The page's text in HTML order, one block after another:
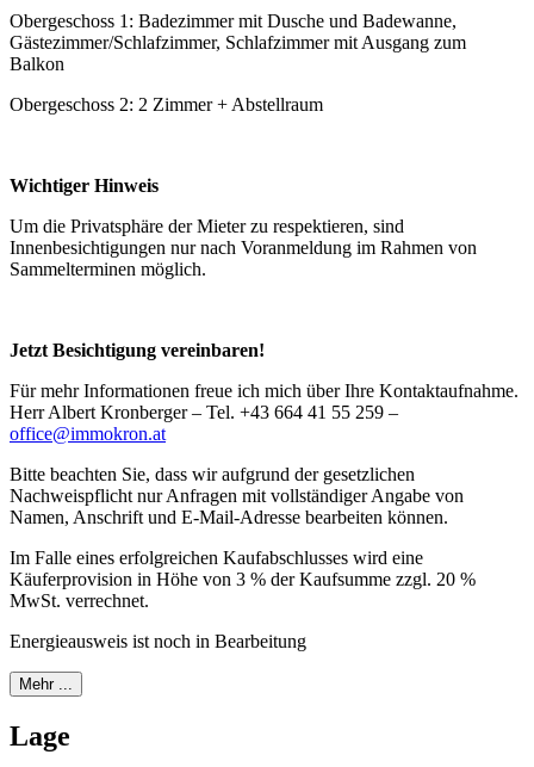
Obergeschoss 1: Badezimmer mit Dusche und Badewanne,
Gästezimmer/Schlafzimmer, Schlafzimmer mit Ausgang zum
Balkon
Obergeschoss 2: 2 Zimmer + Abstellraum
Wichtiger Hinweis
Um die Privatsphäre der Mieter zu respektieren, sind
Innenbesichtigungen nur nach Voranmeldung im Rahmen von
Sammelterminen möglich.
Jetzt Besichtigung vereinbaren!
Für mehr Informationen freue ich mich über Ihre Kontaktaufnahme.
Herr Albert Kronberger – Tel. +43 664 41 55 259 –
office@immokron.at
Bitte beachten Sie, dass wir aufgrund der gesetzlichen
Nachweispflicht nur Anfragen mit vollständiger Angabe von
Namen, Anschrift und E-Mail-Adresse bearbeiten können.
Im Falle eines erfolgreichen Kaufabschlusses wird eine
Käuferprovision in Höhe von 3 % der Kaufsumme zzgl. 20 %
MwSt. verrechnet.
Energieausweis ist noch in Bearbeitung
Mehr ...
Lage